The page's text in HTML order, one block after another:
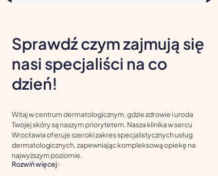
Sprawdź czym zajmują się
nasi specjaliści na co
dzień!
Witaj w centrum dermatologicznym, gdzie zdrowie i uroda
Twojej skóry są naszym priorytetem. Nasza klinika w sercu
Wrocławia oferuje szeroki zakres specjalistycznych usług
dermatologicznych, zapewniając kompleksową opiekę na
najwyższym poziomie.
Rozwiń więcej